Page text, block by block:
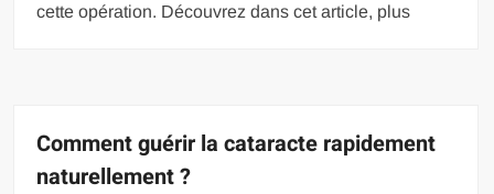
cette opération. Découvrez dans cet article, plus
Comment guérir la cataracte rapidement
naturellement ?